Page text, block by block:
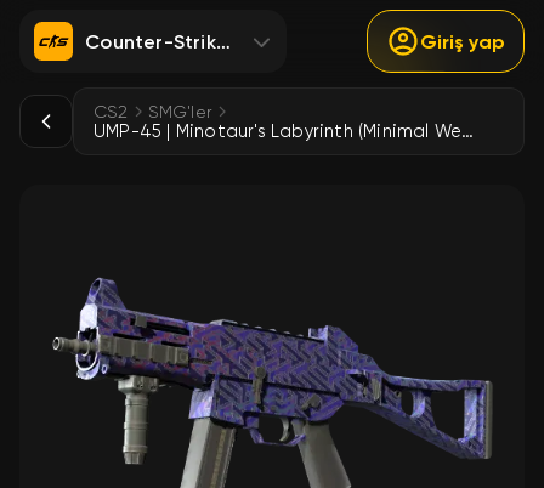
Counter-Strike 2 Giriş yap
CS2 SMG'ler
UMP-45 | Minotaur's Labyrinth (Minimal Wear)